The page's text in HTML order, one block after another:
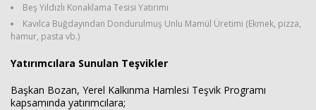
Beş Yıldızlı Konaklama Tesisi Yatırımı
Kavılca Buğdayından Dondurulmuş Unlu Mamül Üretimi (Ekmek, pizza,
hamur, pasta vb.)
Yatırımcılara Sunulan Teşvikler
Başkan Bozan, Yerel Kalkınma Hamlesi Teşvik Programı
kapsamında yatırımcılara;